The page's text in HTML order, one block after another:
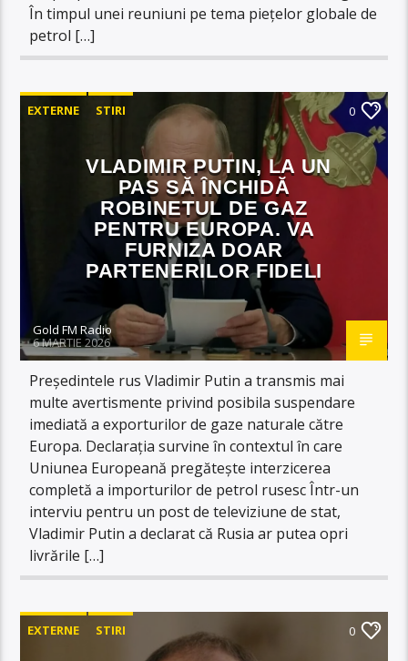
În timpul unei reuniuni pe tema piețelor globale de
petrol […]
EXTERNE STIRI 0
VLADIMIR PUTIN, LA UN
PAS SĂ ÎNCHIDĂ
ROBINETUL DE GAZ
PENTRU EUROPA. VA
FURNIZA DOAR
PARTENERILOR FIDELI
Gold FM Radio
6 MARTIE 2026
Președintele rus Vladimir Putin a transmis mai
multe avertismente privind posibila suspendare
imediată a exporturilor de gaze naturale către
Europa. Declarația survine în contextul în care
Uniunea Europeană pregătește interzicerea
completă a importurilor de petrol rusesc Într-un
interviu pentru un post de televiziune de stat,
Vladimir Putin a declarat că Rusia ar putea opri
livrările […]
EXTERNE STIRI 0